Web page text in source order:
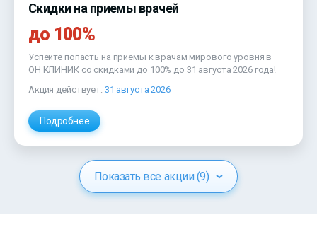
Скидки на приемы врачей
до 100%
Успейте попасть на приемы к врачам мирового уровня в
ОН КЛИНИКсо скидками до 100% до 31 августа 2026 года!
Акция действует: 31 августа 2026
Подробнее
Показать все акции (9)